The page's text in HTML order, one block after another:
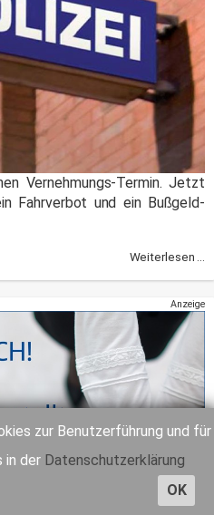
zur Benutzerführung und für
in der Datenschutzerklärung
OK
Vernehmungs-Termin. Jetzt
Fahrverbot und ein Bußgeld-
Weiterlesen ...
Anzeige